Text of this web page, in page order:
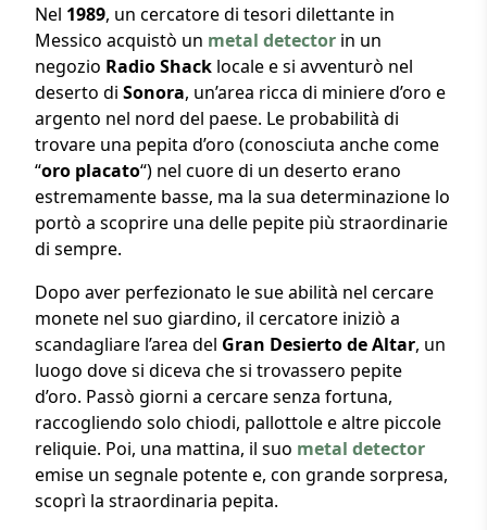
Nel 1989, un cercatore di tesori dilettante in
Messico acquistò un metal detector in un
negozio Radio Shack locale e si avventurò nel
deserto di Sonora, un’area ricca di miniere d’oro e
argento nel nord del paese. Le probabilità di
trovare una pepita d’oro (conosciuta anche come
“oro placato“) nel cuore di un deserto erano
estremamente basse, ma la sua determinazione lo
portò a scoprire una delle pepite più straordinarie
di sempre.
Dopo aver perfezionato le sue abilità nel cercare
monete nel suo giardino, il cercatore iniziò a
scandagliare l’area del Gran Desierto de Altar, un
luogo dove si diceva che si trovassero pepite
d’oro. Passò giorni a cercare senza fortuna,
raccogliendo solo chiodi, pallottole e altre piccole
reliquie. Poi, una mattina, il suo metal detector
emise un segnale potente e, con grande sorpresa,
scoprì la straordinaria pepita.